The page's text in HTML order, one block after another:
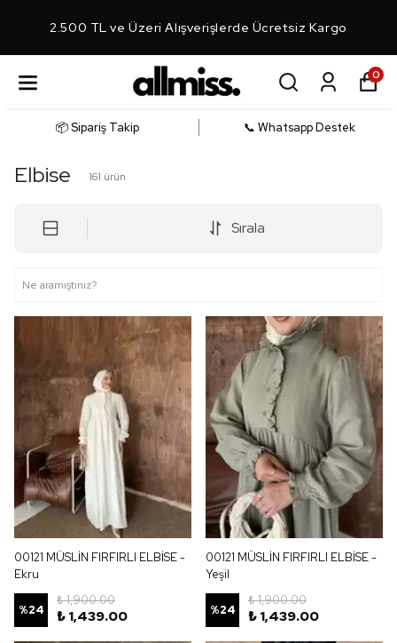
2.500 TL ve Üzeri Alışverişlerde Ücretsiz Kargo
0
📦 Sipariş Takip 📞 Whatsapp Destek
Elbise 161 ürün
Sırala
00121 MÜSLİN FIRFIRLI ELBİSE -
Ekru
%24
₺ 1,900.00
₺ 1,439.00
00121 MÜSLİN FIRFIRLI ELBİSE -
Yeşil
%24
₺ 1,900.00
₺ 1,439.00